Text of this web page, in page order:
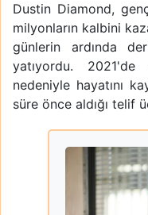
Dustin Diamond,
milyonların kalbini
günlerin ardında
yatıyordu.
nedeniyle hayatını
süre önce aldığı telif